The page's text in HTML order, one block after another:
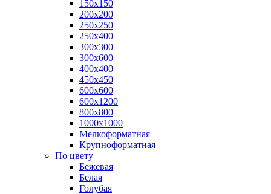
150х150
200х200
250х250
250х400
300х300
300х600
400х400
450х450
600х600
600х1200
800х800
1000х1000
Мелкоформатная
Крупноформатная
По цвету
Бежевая
Белая
Голубая